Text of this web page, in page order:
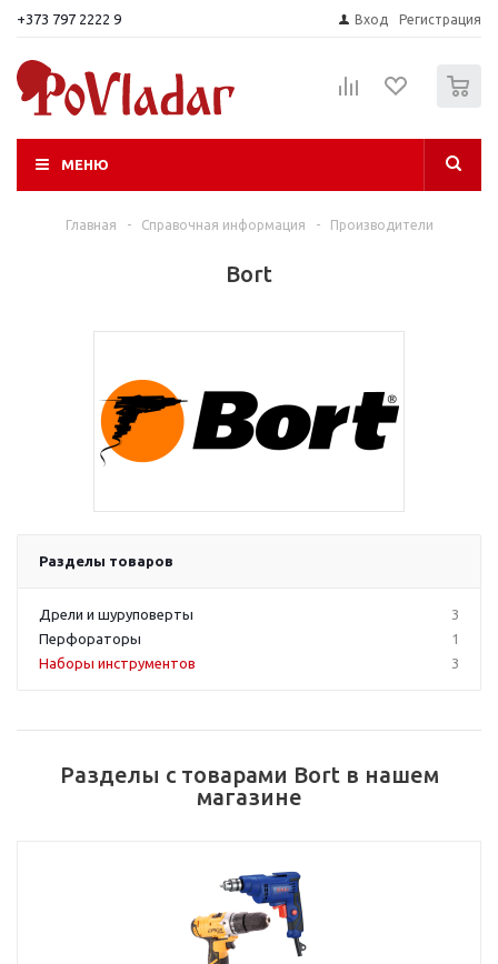
+373 797 2222 9 Вход Регистрация
МЕНЮ
Главная - Справочная информация - Производители
Bort
Разделы товаров
Дрели и шуруповерты
3
Перфораторы
1
Наборы инструментов
3
Разделы с товарами Bort в нашем
магазине